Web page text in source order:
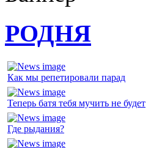
РОДНЯ
Как мы репетировали парад
Теперь батя тебя мучить не будет
Где рыдания?